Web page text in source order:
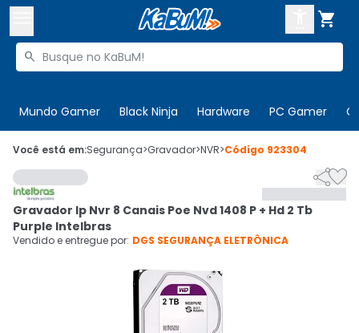

Buscar produtos

Mundo Gamer Black Ninja Hardware PC Gamer
 Olá. Acesse sua conta
 Departamentos
Cupons
Ativar tradutor em libras
CADASTRE-SE
Você está em:Segurança>Gravador>NVR>Código 923304

Gravador Ip Nvr 8 Canais Poe Nvd 1408 P + Hd 2 Tb
Purple Intelbras
Vendido e entregue por: DGS SEGURANÇA ELETRÔNICA